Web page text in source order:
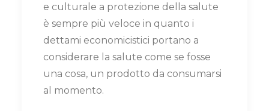
e culturale a protezione della salute
è sempre più veloce in quanto i
dettami economicistici portano a
considerare la salute come se fosse
una cosa, un prodotto da consumarsi
al momento.